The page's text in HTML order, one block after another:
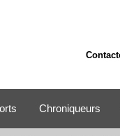
Chroniqueurs